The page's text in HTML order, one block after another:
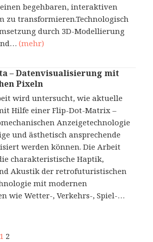
begehbaren, interaktiven
zu transformieren.Technologisch
durch 3D-Modellierung
(mehr)
– Datenvisualisierung mit
Pixeln
wird untersucht, wie aktuelle
Hilfe einer Flip-Dot-Matrix –
Anzeigetechnologie
und ästhetisch ansprechende
werden können. Die Arbeit
charakteristische Haptik,
Akustik der retrofuturistischen
mit modernen
wie Wetter-, Verkehrs-, Spiel-…
1 2